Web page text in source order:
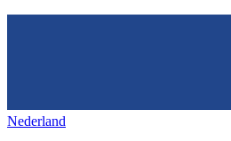
Nederland